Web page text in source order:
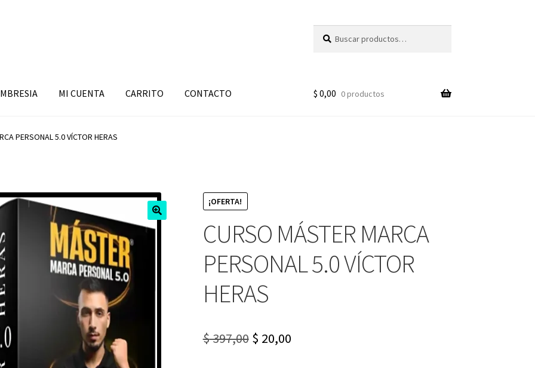
por:
MI CUENTA CARRITO CONTACTO $ 0,00 0 productos
PERSONAL 5.0 VÍCTOR HERAS
¡OFERTA!
CURSO MÁSTER MARCA
PERSONAL 5.0 VÍCTOR
HERAS
$397,00 Original
$ 20,00Current